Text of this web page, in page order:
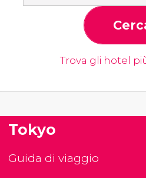
Trova gli hotel
Tokyo
Guida di viaggio